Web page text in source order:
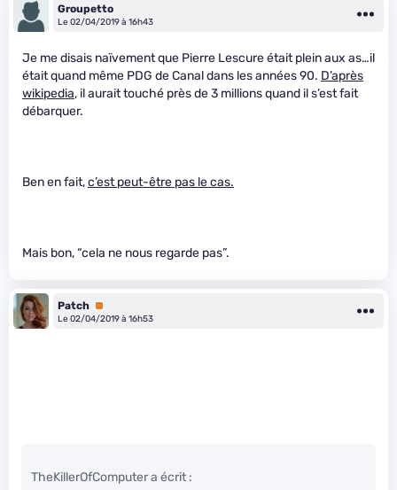
Groupetto
Le 02/04/2019 à 16h43
Je me disais naïvement que Pierre Lescure était plein aux as…il
était quand même PDG de Canal dans les années 90. D’après
wikipedia, il aurait touché près de 3 millions quand il s’est fait
débarquer.
Ben en fait,c’est peut-être pas le cas.
Mais bon, “cela ne nous regarde pas”.
Patch Premium
Le 02/04/2019 à 16h53
TheKillerOfComputer a écrit :